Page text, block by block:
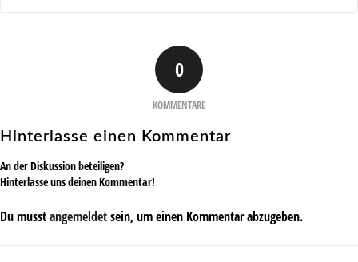
0
KOMMENTARE
Hinterlasse einen Kommentar
An der Diskussion beteiligen?
Hinterlasse uns deinen Kommentar!
Du musstangemeldetsein, um einen Kommentar abzugeben.